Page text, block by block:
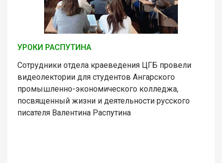
УРОКИ РАСПУТИНА
Сотрудники отдела краеведения ЦГБ провели
видеолектории для студентов Ангарского
промышленно-экономического колледжа,
посвященный жизни и деятельности русского
писателя Валентина Распутина